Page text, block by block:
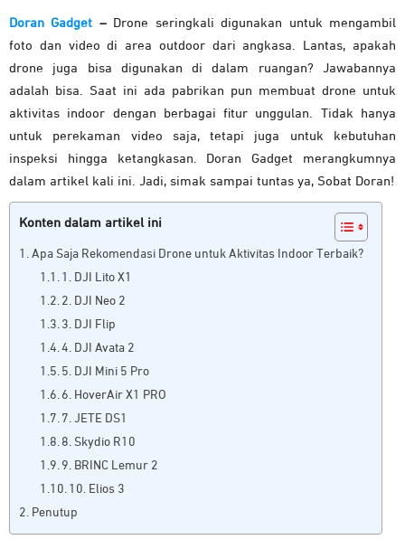
Doran Gadget – Drone seringkali digunakan untuk mengambil
foto dan video di area outdoor dari angkasa. Lantas, apakah
drone juga bisa digunakan di dalam ruangan? Jawabannya
adalah bisa. Saat ini ada pabrikan pun membuat drone untuk
aktivitas indoor dengan berbagai fitur unggulan. Tidak hanya
untuk perekaman video saja, tetapi juga untuk kebutuhan
inspeksi hingga ketangkasan. Doran Gadget merangkumnya
dalam artikel kali ini. Jadi, simak sampai tuntas ya, Sobat Doran!
Konten dalam artikel ini
Apa Saja Rekomendasi Drone untuk Aktivitas Indoor Terbaik?
1. DJI Lito X1
2. DJI Neo 2
3. DJI Flip
4. DJI Avata 2
5. DJI Mini 5 Pro
6. HoverAir X1 PRO
7. JETE DS1
8. Skydio R10
9. BRINC Lemur 2
10. Elios 3
Penutup